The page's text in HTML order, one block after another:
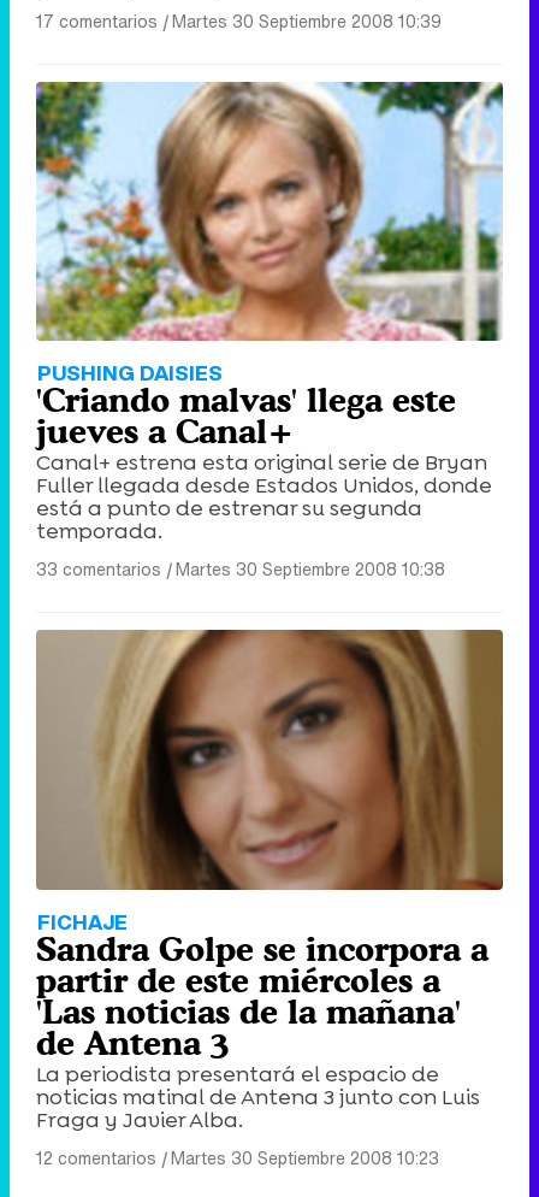
17 comentarios |Martes 30 Septiembre 2008 10:39
PUSHING DAISIES
'Criando malvas' llega este
jueves a Canal+
Canal+ estrena esta original serie de Bryan
Fuller llegada desde Estados Unidos, donde
está a punto de estrenar su segunda
temporada.
33 comentarios |Martes 30 Septiembre 2008 10:38
FICHAJE
Sandra Golpe se incorpora a
partir de este miércoles a
'Las noticias de la mañana'
de Antena 3
La periodista presentará el espacio de
noticias matinal de Antena 3 junto con Luis
Fraga y Javier Alba.
12 comentarios |Martes 30 Septiembre 2008 10:23